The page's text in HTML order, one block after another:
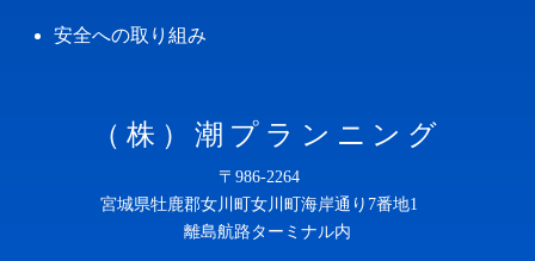
安全への取り組み
（株）潮プランニング
〒986-2264
宮城県牡鹿郡女川町女川町海岸通り7番地1
離島航路ターミナル内